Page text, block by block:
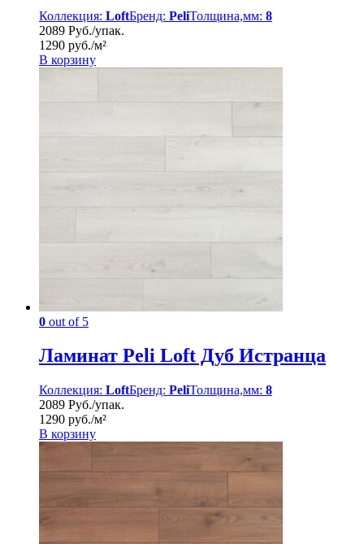
Коллекция: LoftБренд: PeliТолщина,мм: 8
2089 Руб./упак.
1290 руб./м²
В корзину
0 out of 5
Ламинат Peli Loft Дуб Истранца
Коллекция: LoftБренд: PeliТолщина,мм: 8
2089 Руб./упак.
1290 руб./м²
В корзину